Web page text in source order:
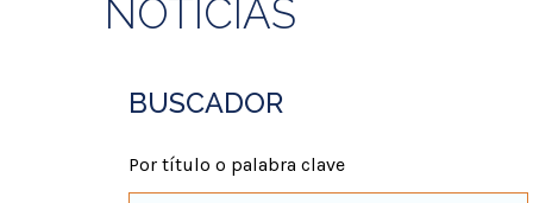
NOTICIAS
BUSCADOR
Por título o palabra clave